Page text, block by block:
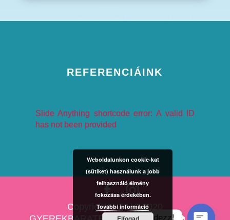
REFERENCIÁINK
Slide Anything shortcode error: A valid ID
has not been provided
Copyright © 2010-2020
Weboldalunkon cookie-kat
(sütiket) használunk a jobb
felhasználó élmény
fokozása érdekében.
További információ
Kérdezz!